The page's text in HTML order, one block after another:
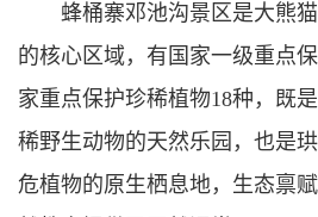
蜂桶寨邓池沟景区是大熊
的核心区域，有国家一级重点
家重点保护珍稀植物18种，既
稀野生动物的天然乐园，也是
危植物的原生栖息地，生态禀